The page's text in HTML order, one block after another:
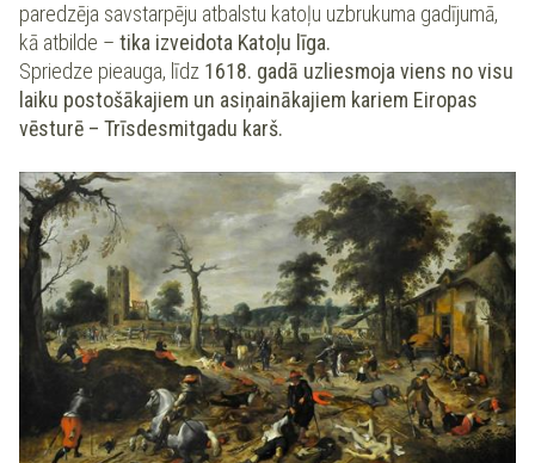
paredzēja savstarpēju atbalstu katoļu uzbrukuma gadījumā,
kā atbilde – tika izveidota Katoļu līga.
Spriedze pieauga, līdz 1618. gadā uzliesmoja viens no visu
laiku postošākajiem un asiņainākajiem kariem Eiropas
vēsturē – Trīsdesmitgadu karš.